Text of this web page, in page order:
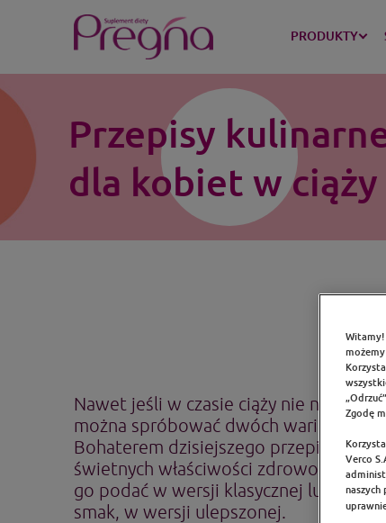
PRODUKTY
Przepisy
dla kobiet w ciąży
Nawet jeśli w czasie ciąży nie należy
można spróbować dwóch wariantów
Bohaterem dzisiejszego przepisu jest,
świetnych właściwości zdrowotnych,
go podać w wersji klasycznej lub, jeśli
smak, w wersji ulepszonej.
Witamy!
Zgodę
Verco
naszych